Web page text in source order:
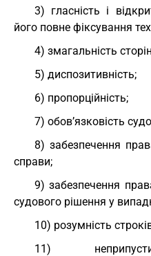
3) гласність і
його повне фіксування
4) змагальність
5) диспозитивність;
6) пропорційність;
7) обов’язковість
8) забезпечення
справи;
9) забезпечення
судового рішення у
10) розумність
11)